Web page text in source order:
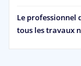
Le professionnel
tous les travaux